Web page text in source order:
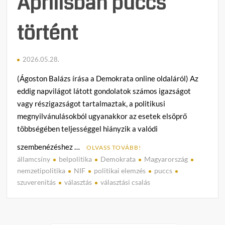
történt
2026.05.28.
(Ágoston Balázs írása a Demokrata online oldaláról) Az
eddig napvilágot látott gondolatok számos igazságot
vagy részigazságot tartalmaztak, a politikusi
megnyilvánulásokból ugyanakkor az esetek elsöprő
többségében teljességgel hiányzik a valódi
szembenézéshez …
OLVASS TOVÁBB!
államcsíny belpolitika Demokrata
Magyarország
nemzetipolitika
NIF politikai elemzés
puccs
szuverenitás
választás választási csalás